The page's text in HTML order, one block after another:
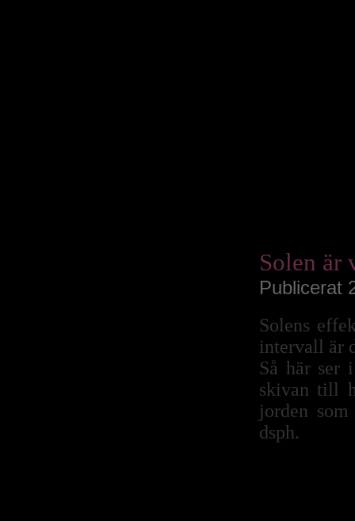
Solen är
Publicerat
Solens
intervall är
Så här ser
skivan till
jorden
dsph.